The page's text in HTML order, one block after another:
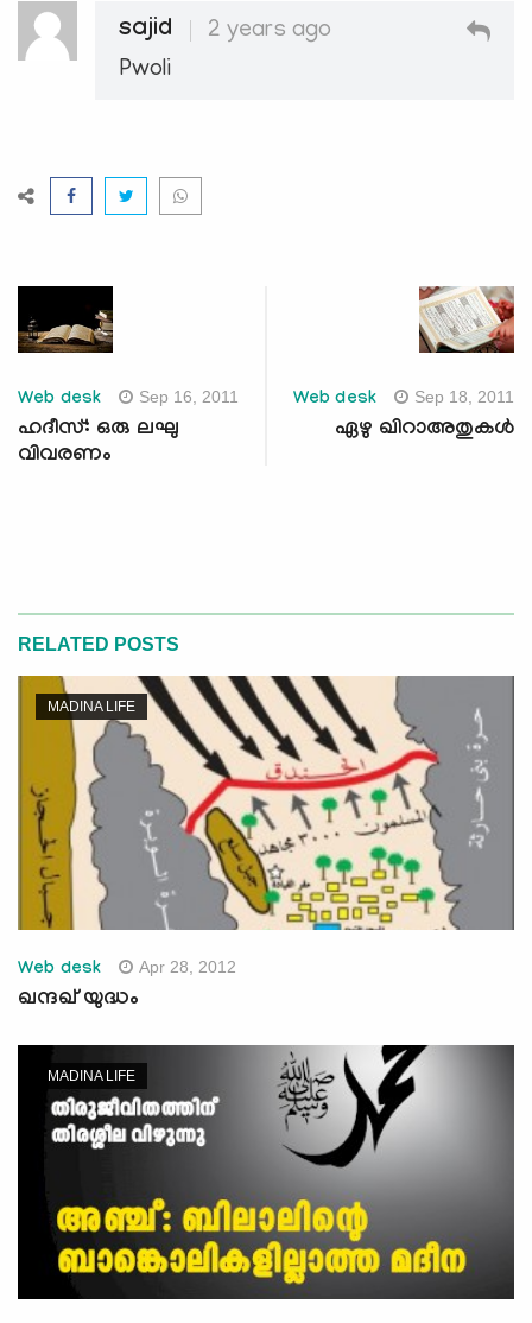
sajid
2 years ago
Pwoli
Web desk Sep 16, 2011
ഹദീസ്: ഒരു ലഘു
വിവരണം
Web desk Sep 18, 2011
ഏഴു ഖിറാഅതുകള്‍
RELATED POSTS
MADINA LIFE
Web desk Apr 28, 2012
ഖന്ദഖ് യുദ്ധം
MADINA LIFE